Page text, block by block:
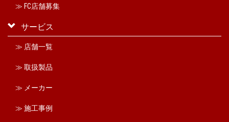
≫ FC店舗募集
サービス
≫ 店舗一覧
≫ 取扱製品
≫ メーカー
≫ 施工事例